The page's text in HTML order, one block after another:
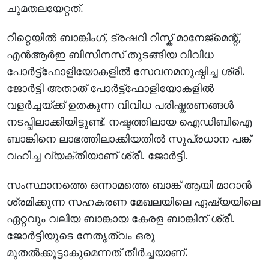
ചുമതലയേറ്റത്.
റീറ്റെയിൽ ബാങ്കിംഗ്, ട്രഷറി റിസ്ക് മാനേജ്മെന്റ്,
എൻആർഇ ബിസിനസ് തുടങ്ങിയ വിവിധ
പോർട്ട്ഫോളിയോകളിൽ സേവനമനുഷ്ഠിച്ച ശ്രീ.
ജോർട്ടി അതാത് പോർട്ട്ഫോളിയോകളിൽ
വളർച്ചയ്ക്ക് ഉതകുന്ന വിവിധ പരിഷ്കരണങ്ങൾ
നടപ്പിലാക്കിയിട്ടുണ്ട്. നഷ്ടത്തിലായ ഐഡിബിഐ
ബാങ്കിനെ ലാഭത്തിലാക്കിയതിൽ സുപ്രധാന പങ്ക്
വഹിച്ച വ്യക്തിയാണ് ശ്രീ. ജോർട്ടി.
സംസ്ഥാനത്തെ ഒന്നാമത്തെ ബാങ്ക് ആയി മാറാൻ
ശ്രമിക്കുന്ന സഹകരണ മേഖലയിലെ ഏഷ്യയിലെ
ഏറ്റവും വലിയ ബാങ്കായ കേരള ബാങ്കിന് ശ്രീ.
ജോർട്ടിയുടെ നേതൃത്വം ഒരു
മുതൽക്കൂട്ടാകുമെന്നത് തീർച്ചയാണ്.